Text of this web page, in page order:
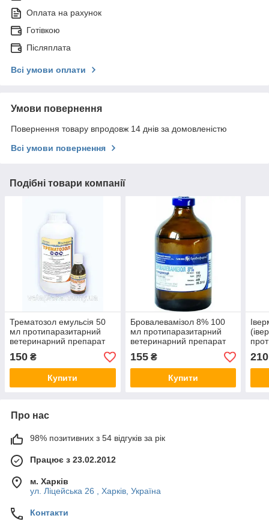
Оплата на рахунок
Готівкою
Післяплата
Всі умови оплати
Умови повернення
Повернення товару впродовж 14 днів за домовленістю
Всі умови повернення
Подібні товари компанії
Трематозол емульсія 50
мл протипаразитарний
ветеринарний препарат
150 ₴
Купити
Бровалевамізол 8% 100
мл протипаразитарний
ветеринарний препарат
155₴
Купити
210
Про нас
98% позитивних з 54 відгуків за рік
Працює з 23.02.2012
м. Харків
ул. Ліцейська 26 , Харків, Україна
Контакти